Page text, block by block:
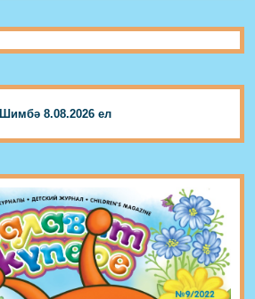
Шимбә 8.08.2026 ел